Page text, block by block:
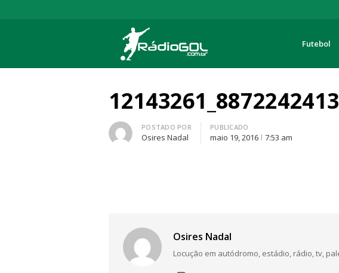
Rádio Gol
Há mais de 20 anos com as melhores coberturas
Futebol
Autor
POSTADO POR
Osires Nadal
PUBLICADO
maio 19, 2016 7:53 am
Osires Nadal
Locução em autódromo, estádio, rádio, tv,